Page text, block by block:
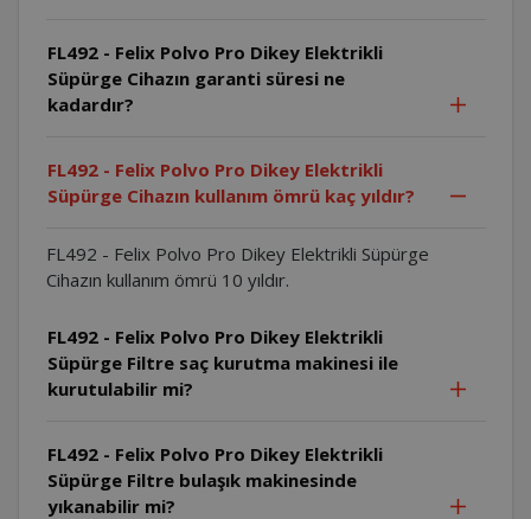
FL492 - Felix Polvo Pro Dikey Elektrikli
Süpürge Cihazın garanti süresi ne
kadardır?
FL492 - Felix Polvo Pro Dikey Elektrikli
Süpürge Cihazın kullanım ömrü kaç yıldır?
FL492 - Felix Polvo Pro Dikey Elektrikli Süpürge
Cihazın kullanım ömrü 10 yıldır.
FL492 - Felix Polvo Pro Dikey Elektrikli
Süpürge Filtre saç kurutma makinesi ile
kurutulabilir mi?
FL492 - Felix Polvo Pro Dikey Elektrikli
Süpürge Filtre bulaşık makinesinde
yıkanabilir mi?